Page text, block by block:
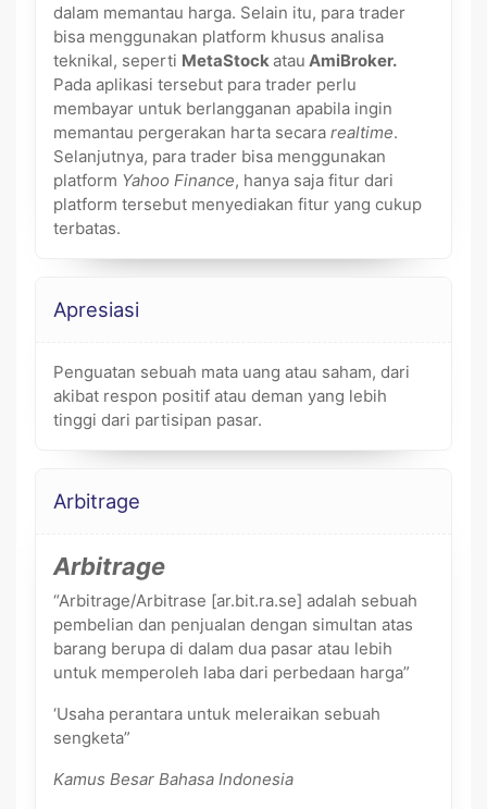
dalam memantau harga. Selain itu, para trader
bisa menggunakan platform khusus analisa
teknikal, seperti MetaStockatau AmiBroker.
Pada aplikasi tersebut para trader perlu
membayar untuk berlangganan apabila ingin
memantau pergerakan harta secara realtime.
Selanjutnya, para trader bisa menggunakan
platform Yahoo Finance, hanya saja fitur dari
platform tersebut menyediakan fitur yang cukup
terbatas.
Apresiasi
Penguatan sebuah mata uang atau saham, dari
akibat respon positif atau deman yang lebih
tinggi dari partisipan pasar.
Arbitrage
Arbitrage
“Arbitrage/Arbitrase [ar.bit.ra.se] adalah sebuah
pembelian dan penjualan dengan simultan atas
barang berupa di dalam dua pasar atau lebih
untuk memperoleh laba dari perbedaan harga”
‘Usaha perantara untuk meleraikan sebuah
sengketa”
Kamus Besar Bahasa Indonesia